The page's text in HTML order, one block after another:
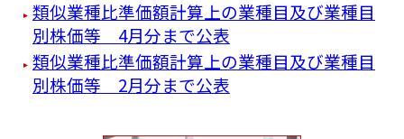
類似業種比準価額計算上の業種目及び業種目
別株価等 4月分まで公表
類似業種比準価額計算上の業種目及び業種目
別株価等 2月分まで公表